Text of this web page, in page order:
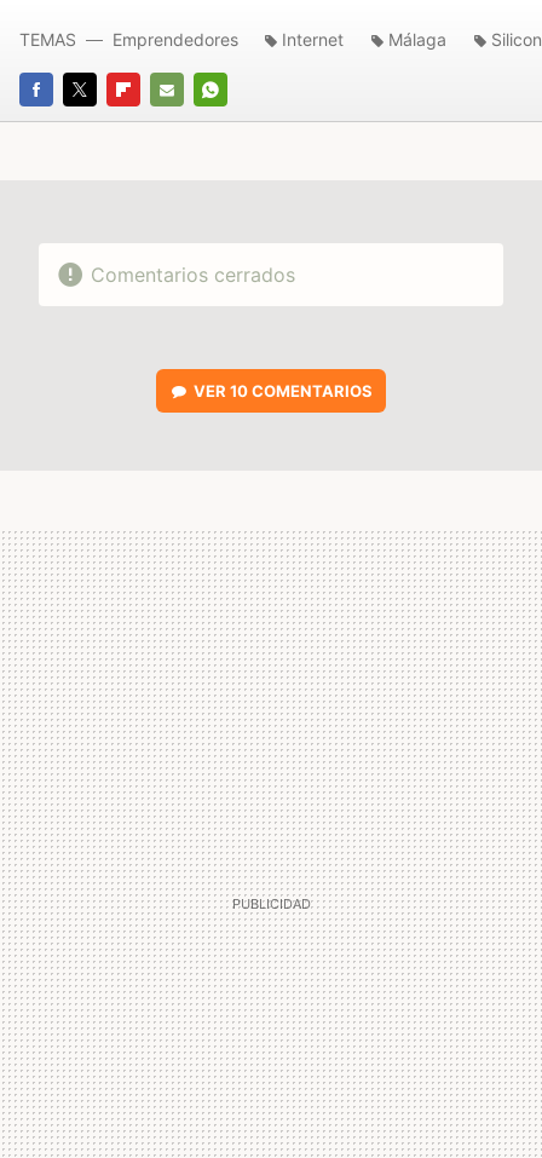
FACEBOOK
TWITTERFLIPBOARD
E-
WHATSAPP
TEMAS Emprendedores Internet Málaga
Comentarios cerrados
VER 10 COMENTARIOS